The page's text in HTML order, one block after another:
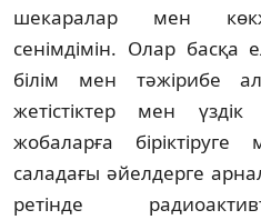
шекаралар мен
сенімдімін. Олар басқа
білім мен тәжірибе
жетістіктер мен үздік
жобаларға біріктіруге
саладағы әйелдерге
ретінде